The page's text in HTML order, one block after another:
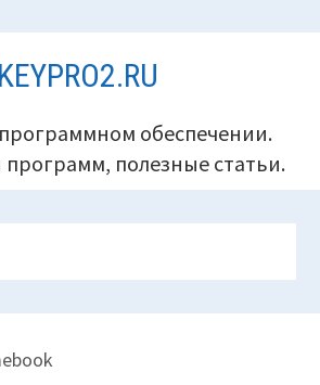
KEYPRO2.RU
обеспечении.
полезные статьи.